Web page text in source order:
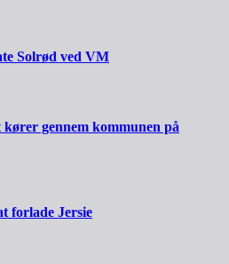
Solrød ved VM
gennem kommunen på
forlade Jersie